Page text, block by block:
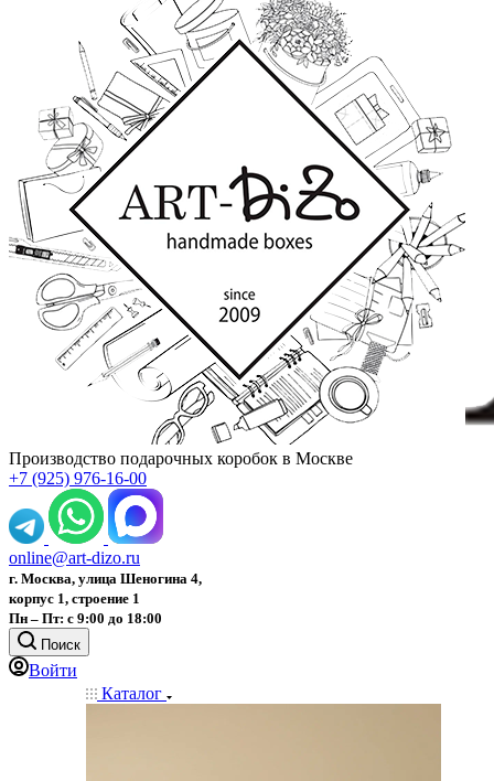
Производство подарочных коробок в Москве
+7 (925) 976-16-00
online@art-dizo.ru
г. Москва, улица Шеногина 4,
корпус 1, строение 1
Пн – Пт: с 9:00 до 18:00
Поиск
Войти
Каталог